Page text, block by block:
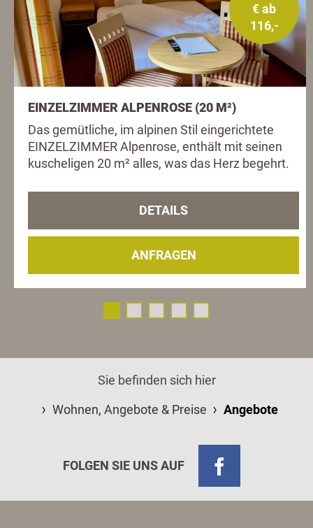
€ ab
116,-
EINZELZIMMER ALPENROSE (20 M²)
Das gemütliche, im alpinen Stil eingerichtete
EINZELZIMMER Alpenrose, enthält mit seinen
kuscheligen 20 m² alles, was das Herz begehrt.
DETAILS
ANFRAGEN
Sie befinden sich hier
Wohnen, Angebote & Preise
Angebote
FOLGEN SIE UNS AUF